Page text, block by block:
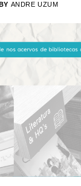
BY ANDRE UZUM